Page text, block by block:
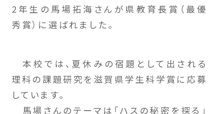
2年生の馬場拓海さんが県教育長賞（最優
秀賞）に選ばれました。
本校では、夏休みの宿題として出される
理科の課題研究を滋賀県学生科学賞に応募
しています。
馬場さんのテーマは「ハスの秘密を探る」